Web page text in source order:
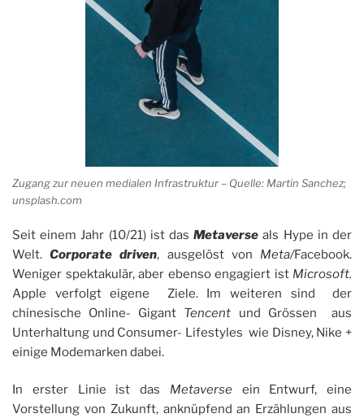
Zugang zur neuen medialen Infrastruktur – Quelle: Martin Sanchez;
unsplash.com
Seit einem Jahr (10/21) ist dasMetaverse als Hype in der
Welt.Corporate driven, ausgelöst von Meta/Facebook.
Weniger spektakulär, aber ebenso engagiert ist Microsoft.
Apple verfolgt eigene Ziele. Im weiteren sind der
chinesische Online- Gigant Tencent und Grössen aus
Unterhaltung und Consumer- Lifestyles wie Disney, Nike +
einige Modemarken dabei.
In erster Linie ist das Metaverseein Entwurf, eine
Vorstellung von Zukunft, anknüpfend an Erzählungen aus